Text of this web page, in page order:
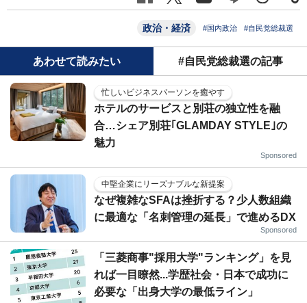
政治・経済 #国内政治 #自民党総裁選
あわせて読みたい #自民党総裁選の記事
忙しいビジネスパーソンを癒やす
ホテルのサービスと別荘の独立性を融
合…シェア別荘｢GLAMDAY STYLE｣の
魅力
Sponsored
中堅企業にリーズナブルな新提案
なぜ複雑なSFAは挫折する？少人数組織
に最適な「名刺管理の延長」で進めるDX
Sponsored
「三菱商事"採用大学"ランキング」を見
れば一目瞭然...学歴社会・日本で成功に
必要な「出身大学の最低ライン」